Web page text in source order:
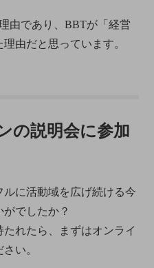
由であり、BBTが「経営
由だと思っています。
の説明会に参加
に活動域を広げ続ける今
でしたか？
れたら、まずはオンライ
い。